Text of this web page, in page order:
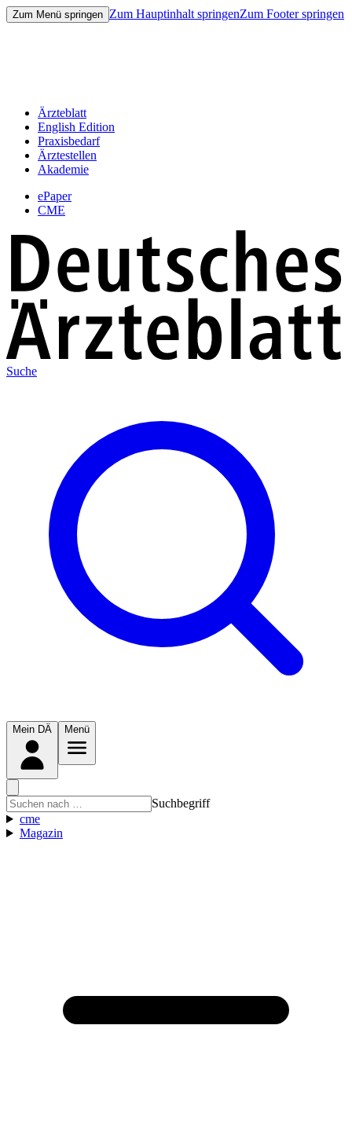
Zum Menü springen Zum Hauptinhalt springenZum Footer springen
Ärzteblatt
English Edition
Praxisbedarf
Ärztestellen
Akademie
ePaper
CME
Suche
Mein DÄ Menü
Suchbegriff
cme
Magazin